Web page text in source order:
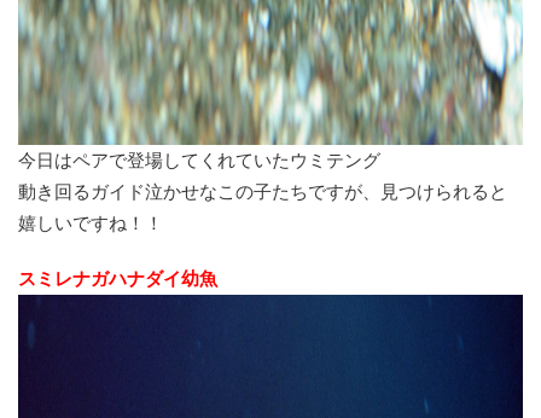
今日はペアで登場してくれていたウミテング
動き回るガイド泣かせなこの子たちですが、見つけられると
嬉しいですね！！
スミレナガハナダイ幼魚